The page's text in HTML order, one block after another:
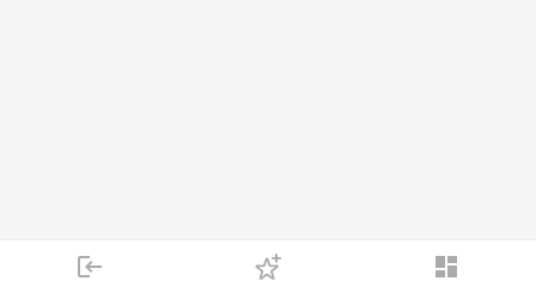
login dashboard
下單